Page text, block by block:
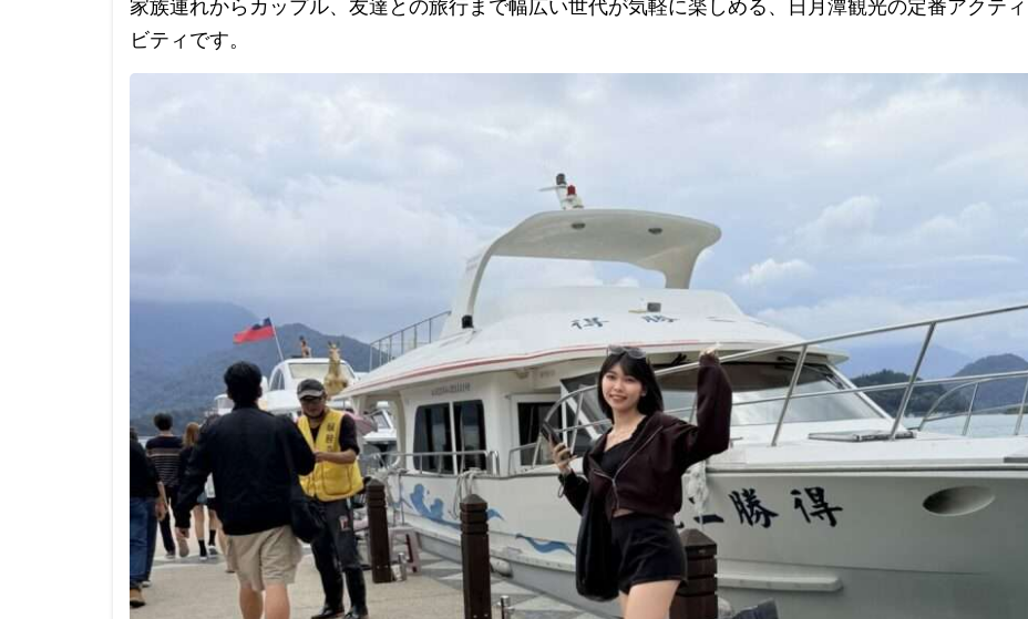
家族連れからカップル、友達との旅行まで幅広い世代が気軽に楽しめる、日月潭観光の定番アクティ
ビティです。